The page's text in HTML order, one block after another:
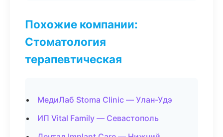
Похожие компании:
Стоматология
терапевтическая
МедиЛаб Stoma Clinic — Улан-Удэ
ИП Vital Family — Севастополь